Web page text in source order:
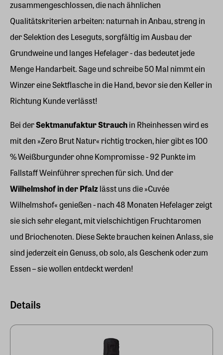
zusammengeschlossen, die nach ähnlichen
Qualitätskriterien arbeiten: naturnah in Anbau, streng in
der Selektion des Leseguts, sorgfältig im Ausbau der
Grundweine und langes Hefelager - das bedeutet jede
Menge Handarbeit. Sage und schreibe 50 Mal nimmt ein
Winzer eine Sektflasche in die Hand, bevor sie den Keller in
Richtung Kunde verlässt!
Bei derSektmanufaktur Strauchin Rheinhessen wird es
mit den »Zero Brut Natur« richtig trocken, hier gibt es 100
% Weißburgunder ohne Kompromisse - 92 Punkte im
Fallstaff Weinführer sprechen für sich. Und der
Wilhelmshof in der Pfalzlässt uns die »Cuvée
Wilhelmshof« genießen - nach 48 Monaten Hefelager zeigt
sie sich sehr elegant, mit vielschichtigen Fruchtaromen
und Briochenoten. Diese Sekte brauchen keinen Anlass, sie
sind jederzeit ein Genuss, ob solo, als Geschenk oder zum
Essen – sie wollen entdeckt werden!
Details